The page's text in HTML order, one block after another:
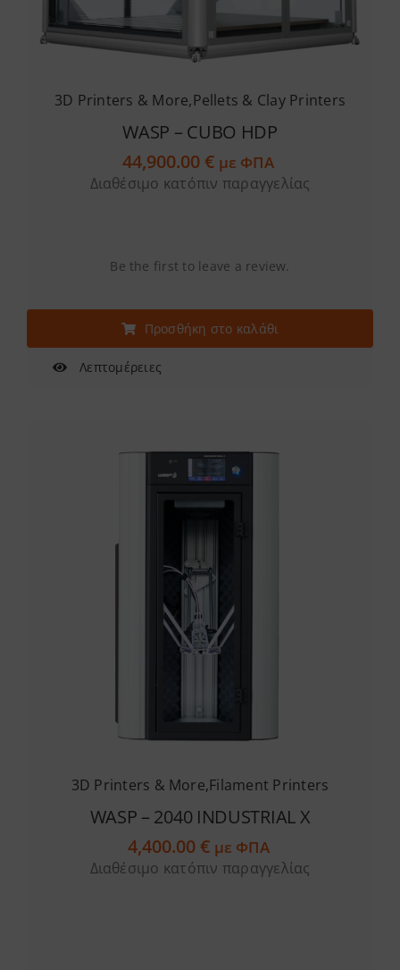
3D Printers & More,Pellets & Clay Printers
WASP – CUBO HDP
44,900.00€ με ΦΠΑ
Διαθέσιμο κατόπιν παραγγελίας
Be the first to leave a review.
Προσθήκη στο καλάθι
Λεπτομέρειες
3D Printers & More,Filament Printers
WASP – 2040 INDUSTRIAL X
4,400.00€ με ΦΠΑ
Διαθέσιμο κατόπιν παραγγελίας